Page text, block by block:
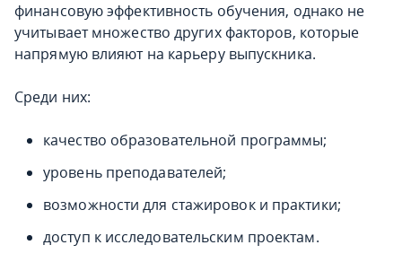
финансовую эффективность обучения, однако не
учитывает множество других факторов, которые
напрямую влияют на карьеру выпускника.
Среди них:
качество образовательной программы;
уровень преподавателей;
возможности для стажировок и практики;
доступ к исследовательским проектам.